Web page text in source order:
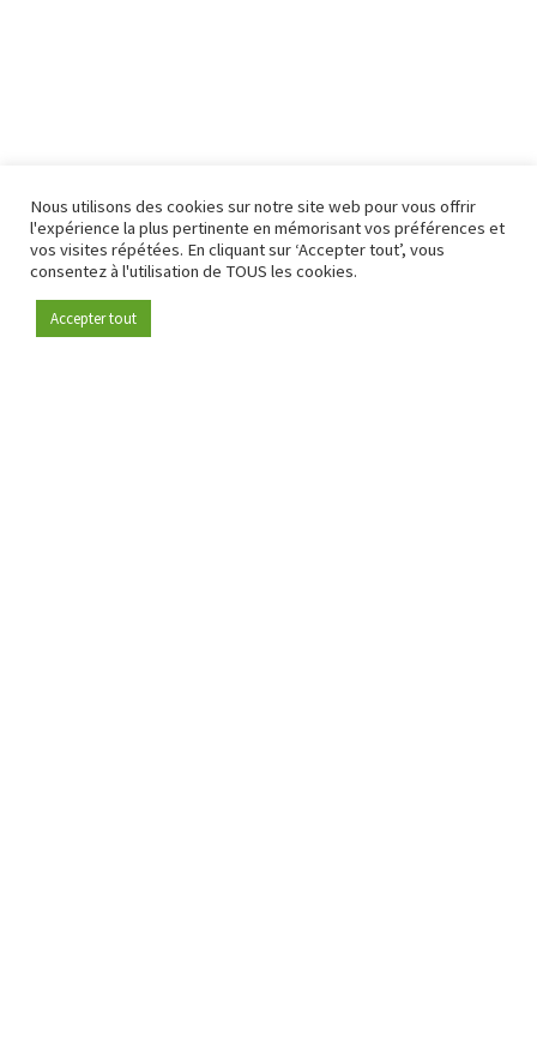
Devenez membre
Nous utilisons des cookies sur notre site web pour vous offrir
l'expérience la plus pertinente en mémorisant vos préférences et
vos visites répétées. En cliquant sur ‘Accepter tout’, vous
consentez à l'utilisation de TOUS les cookies.
Accepter tout